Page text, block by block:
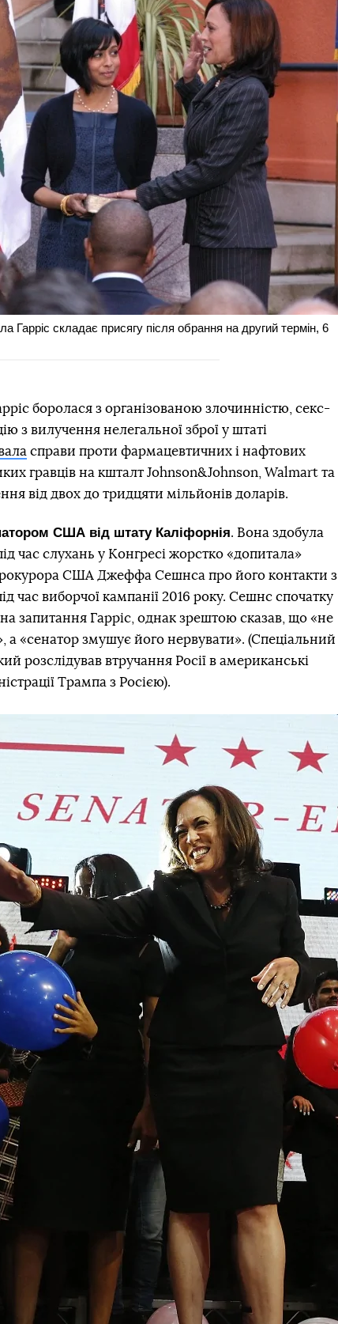
Гарріс складає присягу після обрання на другий термін, 6
боролася з організованою злочинністю, секс-
з вилучення нелегальної зброї у штаті
справи проти фармацевтичних і нафтових
гравців на кшталт Johnson&Johnson, Walmart та
від двох до тридцяти мільйонів доларів.
США від штату Каліфорнія. Вона здобула
час слухань у Конгресі жорстко «допитала»
США Джеффа Сешнса про його контакти з
час виборчої кампанії 2016 року. Сешнс спочатку
запитання Гарріс, однак зрештою сказав, що «не
а «сенатор змушує його нервувати». (Спеціальний
розслідував втручання Росії в американські
Трампа з Росією).